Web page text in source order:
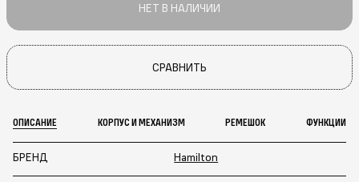
НЕТ В НАЛИЧИИ
СРАВНИТЬ
ОПИСАНИЕ КОРПУС И МЕХАНИЗМ РЕМЕШОК ФУНКЦИИ
БРЕНД Hamilton